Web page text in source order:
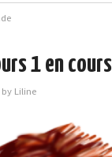
1 en cours
by Liline